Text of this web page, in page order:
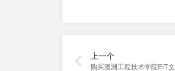
上一个
购买澳洲工程技术学院EIT